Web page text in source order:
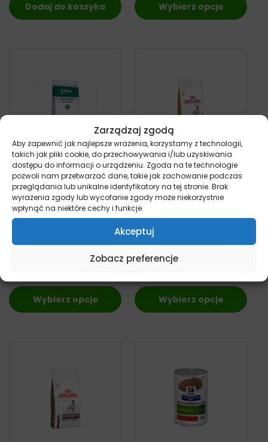
Zarządzaj zgodą
Aby zapewnić jak najlepsze wrażenia, korzystamy z technologii,
takich jak pliki cookie, do przechowywania i/lub uzyskiwania
dostępu do informacji o urządzeniu. Zgoda na te technologie
pozwoli nam przetwarzać dane, takie jak zachowanie podczas
przeglądania lub unikalne identyfikatory na tej stronie. Brak
wyrażenia zgody lub wycofanie zgody może niekorzystnie
wpłynąć na niektóre cechy i funkcje.
Akceptuj
Zobacz preferencje
Dodaj do koszyka Wybierz opcje
Calibra VD Dog
Joint&Mobility Low
Calorie – sucha
karma dla psa
Wybierz opcje
Royal Canin Urinary
S/O Moderate
Calorie sucha
Wybierz opcje